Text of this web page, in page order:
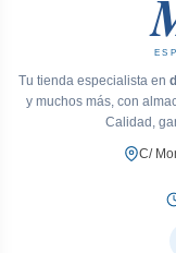
Tu tienda especialista en
y muchos más, con
Calidad,
C/